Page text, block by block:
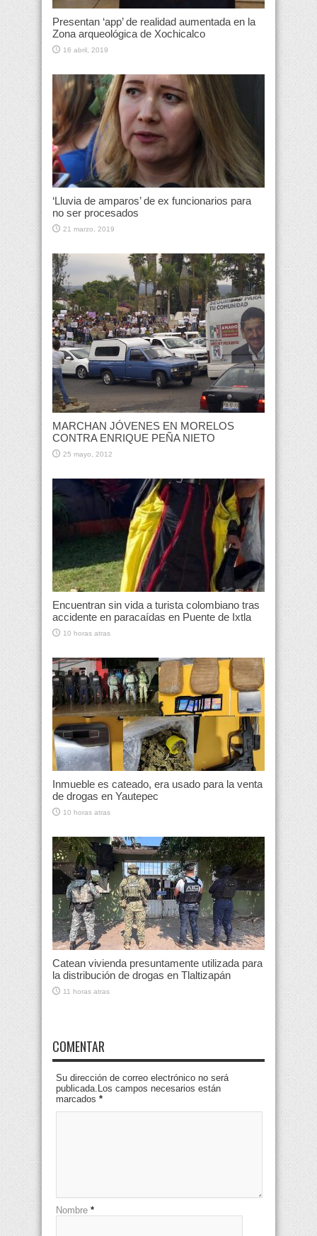
Presentan ‘app’ de realidad aumentada en la
Zona arqueológica de Xochicalco
16 abril, 2019
‘Lluvia de amparos’ de ex funcionarios para
no ser procesados
21 marzo, 2019
MARCHAN JÓVENES EN MORELOS
CONTRA ENRIQUE PEÑA NIETO
25 mayo, 2012
Encuentran sin vida a turista colombiano tras
accidente en paracaídas en Puente de Ixtla
10 horas atras
Inmueble es cateado, era usado para la venta
de drogas en Yautepec
10 horas atras
Catean vivienda presuntamente utilizada para
la distribución de drogas en Tlaltizapán
11 horas atras
COMENTAR
Su dirección de correo electrónico no será
publicada.Los campos necesarios están
marcados *
Nombre *